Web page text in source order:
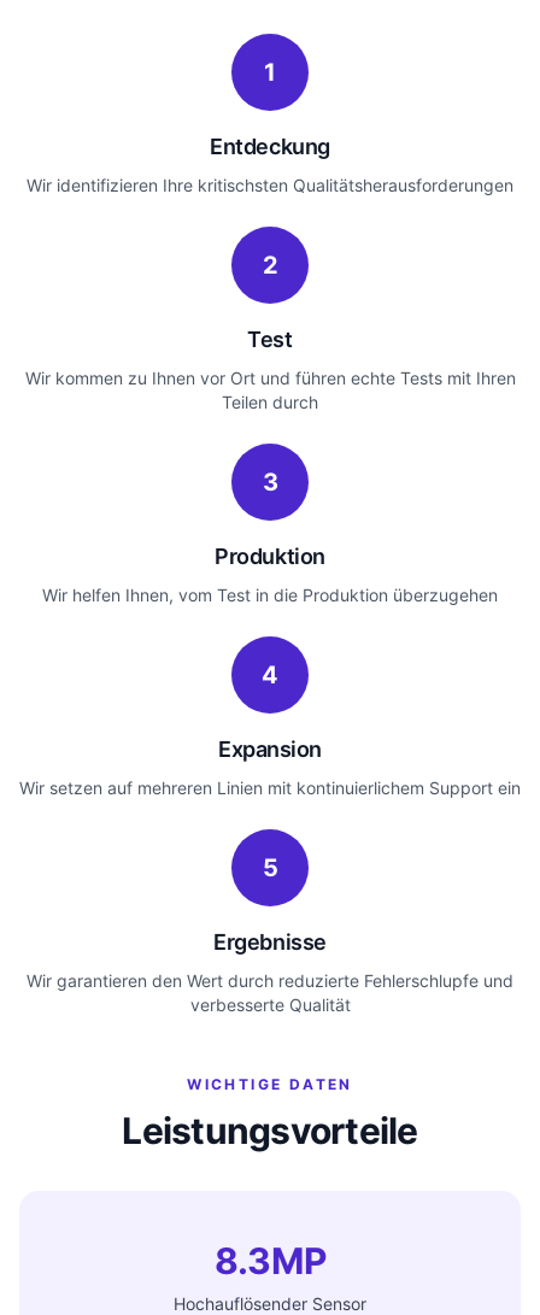
1
Entdeckung
Wir identifizieren Ihre kritischsten Qualitätsherausforderungen
2
Test
Wir kommen zu Ihnen vor Ort und führen echte Tests mit Ihren
Teilen durch
3
Produktion
Wir helfen Ihnen, vom Test in die Produktion überzugehen
4
Expansion
Wir setzen auf mehreren Linien mit kontinuierlichem Support ein
5
Ergebnisse
Wir garantieren den Wert durch reduzierte Fehlerschlupfe und
verbesserte Qualität
WICHTIGE DATEN
Leistungsvorteile
8.3MP
Hochauflösender Sensor